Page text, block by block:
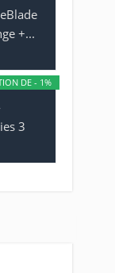
+...
DE - 1%
3